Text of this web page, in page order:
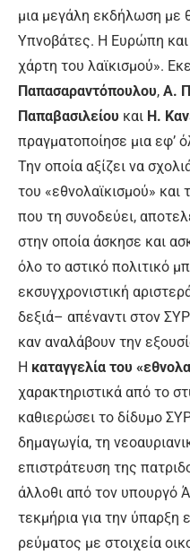
μια μεγάλη εκδήλωση με
Υπνοβάτες. Η Ευρώπη
χάρτη του λαϊκισμού».
Παπασαραντόπουλου, Α.
Παπαβασιλείου και Η.
πραγματοποίησε μια εφ’
Την οποία αξίζει να
του «εθνολαϊκισμού» και
που τη συνοδεύει,
στην οποία άσκησε και
όλο το αστικό πολιτικό
εκσυγχρονιστική
δεξιά– απέναντι στον
καν αναλάβουν την
Η καταγγελία του
χαρακτηριστικά από το
καθιερώσει το δίδυμο
δημαγωγία, τη
επιστράτευση της
άλλοθι από τον υπουργό
τεκμήρια για την ύπαρξη
ρεύματος με στοιχεία